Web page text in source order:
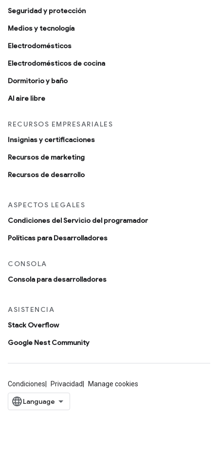
Seguridad y protección
Medios y tecnología
Electrodomésticos
Electrodomésticos de cocina
Dormitorio y baño
Al aire libre
RECURSOS EMPRESARIALES
Insignias y certificaciones
Recursos de marketing
Recursos de desarrollo
ASPECTOS LEGALES
Condiciones del Servicio del programador
Políticas para Desarrolladores
CONSOLA
Consola para desarrolladores
ASISTENCIA
Stack Overflow
Google Nest Community
Condiciones Privacidad Manage cookies